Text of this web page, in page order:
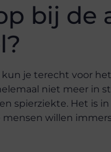
bij de
kun je terecht voor
niet meer in
spierziekte. Het is
willen